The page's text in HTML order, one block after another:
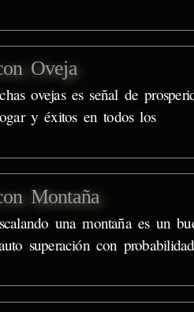
Oveja
ovejas es señal de
y éxitos en todos los
Montaña
una montaña es un
superación con